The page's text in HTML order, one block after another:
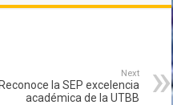
Next
la SEP excelencia
académica de la UTBB